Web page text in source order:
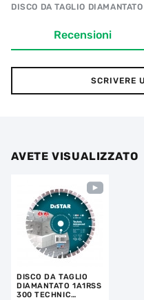
DISCO DA TAGLIO
Recensioni
SCRIVERE
AVETE VISUALIZZATO
DISCO DA TAGLIO
DIAMANTATO 1A1RSS
300 TECHNIC